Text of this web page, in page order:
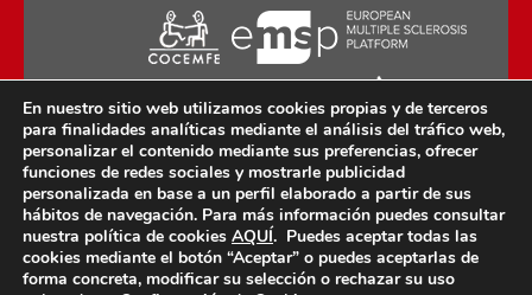
Copyright © 2022 · AEDEM-Asociación española de
EM · Todos los Derechos Reservados · C/ Sangenjo,
nº 36 Madrid -
91 448 13 05
mail:aedem@aedem.org//Aviso legal-Política de
En nuestro sitio web utilizamos cookies propias y de terceros
para finalidades analíticas mediante el análisis del tráfico web,
personalizar el contenido mediante sus preferencias, ofrecer
funciones de redes sociales y mostrarle publicidad
personalizada en base a un perfil elaborado a partir de sus
hábitos de navegación. Para más información puedes consultar
nuestra política de cookies AQUÍ. Puedes aceptar todas las
cookies mediante el botón “Aceptar” o puedes aceptarlas de
forma concreta, modificar su selección o rechazar su uso